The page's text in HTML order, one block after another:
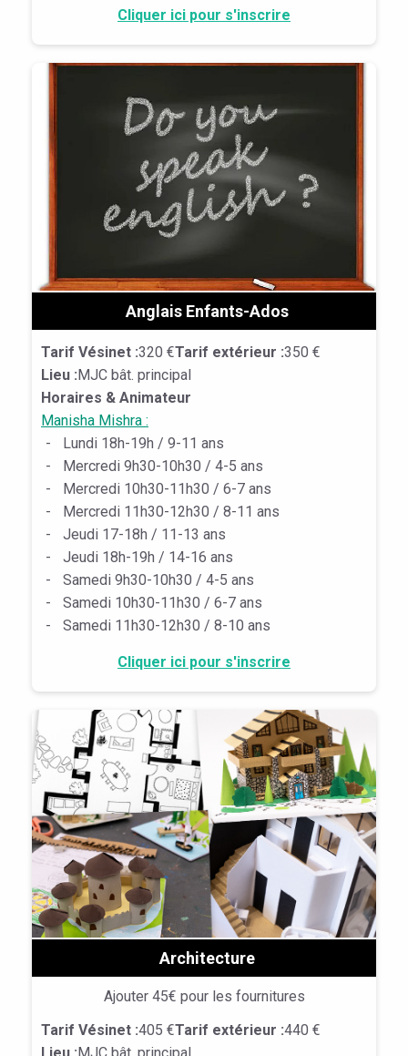
Cliquer ici pour s'inscrire
Anglais Enfants-Ados
Tarif Vésinet :320 €Tarif extérieur :350 €
Lieu :MJC bât. principal
Horaires & Animateur
Manisha Mishra :
-
Lundi 18h-19h / 9-11 ans
-
Mercredi 9h30-10h30 / 4-5 ans
-
Mercredi 10h30-11h30 / 6-7 ans
-
Mercredi 11h30-12h30 / 8-11 ans
-
Jeudi 17-18h / 11-13 ans
-
Jeudi 18h-19h / 14-16 ans
-
Samedi 9h30-10h30 / 4-5 ans
-
Samedi 10h30-11h30 / 6-7 ans
-
Samedi 11h30-12h30 / 8-10 ans
Cliquer ici pour s'inscrire
Architecture
Ajouter 45€ pour les fournitures
Tarif Vésinet :405 €Tarif extérieur :440 €